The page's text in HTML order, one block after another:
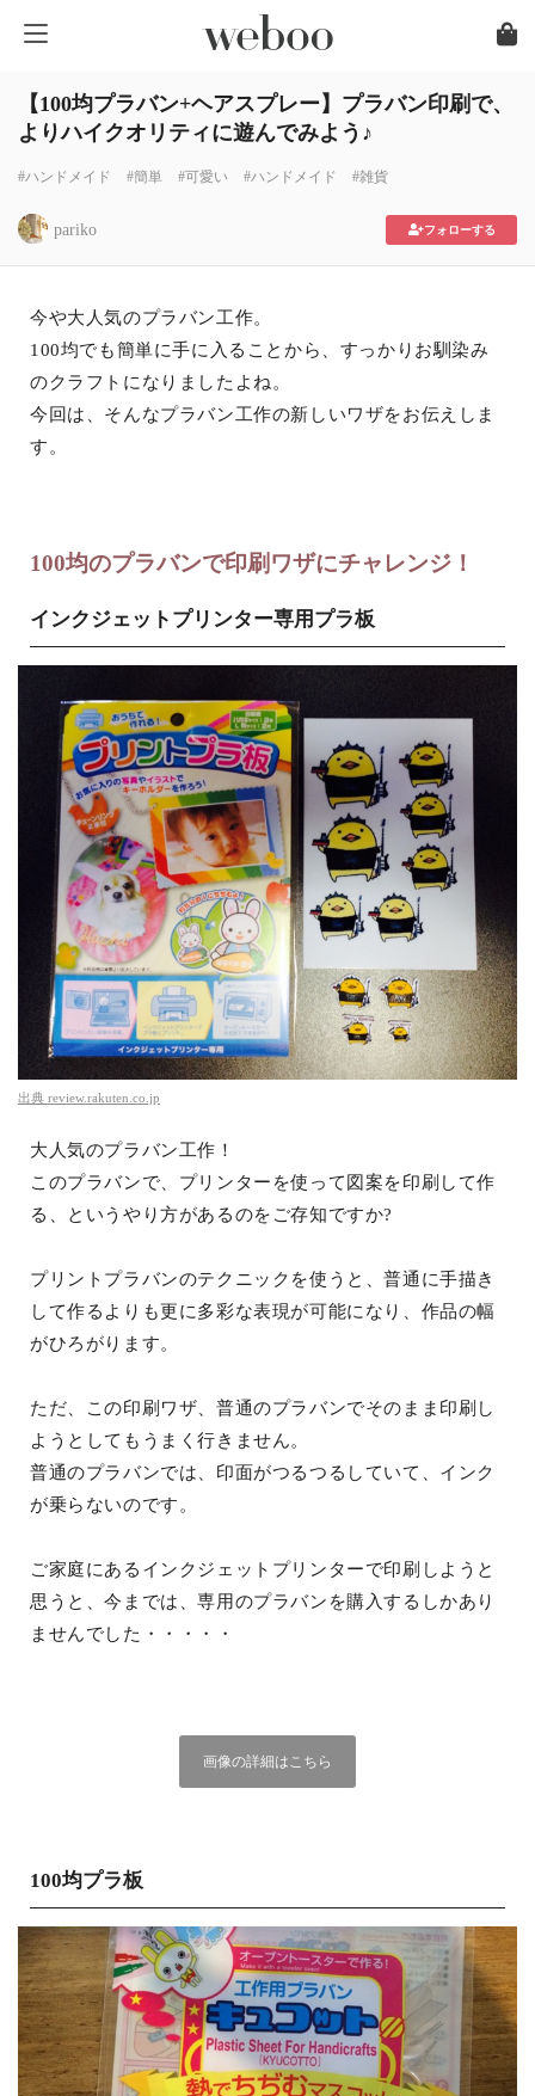
【100均プラバン+ヘアスプレー】プラバン印刷で、
よりハイクオリティに遊んでみよう♪
#ハンドメイド #簡単 #可愛い #ハンドメイド #雑貨
pariko フォローする
今や大人気のプラバン工作。
100均でも簡単に手に入ることから、すっかりお馴染み
のクラフトになりましたよね。
今回は、そんなプラバン工作の新しいワザをお伝えしま
す。
100均のプラバンで印刷ワザにチャレンジ！
インクジェットプリンター専用プラ板
出典 review.rakuten.co.jp
大人気のプラバン工作！
このプラバンで、プリンターを使って図案を印刷して作
る、というやり方があるのをご存知ですか?
プリントプラバンのテクニックを使うと、普通に手描き
して作るよりも更に多彩な表現が可能になり、作品の幅
がひろがります。
ただ、この印刷ワザ、普通のプラバンでそのまま印刷し
ようとしてもうまく行きません。
普通のプラバンでは、印面がつるつるしていて、インク
が乗らないのです。
ご家庭にあるインクジェットプリンターで印刷しようと
思うと、今までは、専用のプラバンを購入するしかあり
ませんでした・・・・・
画像の詳細はこちら
100均プラ板